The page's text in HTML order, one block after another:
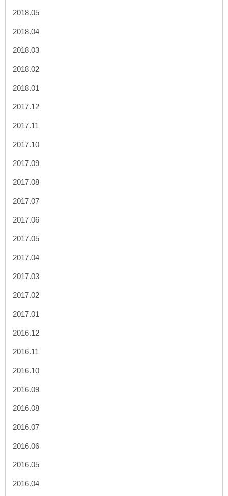
2018.05
2018.04
2018.03
2018.02
2018.01
2017.12
2017.11
2017.10
2017.09
2017.08
2017.07
2017.06
2017.05
2017.04
2017.03
2017.02
2017.01
2016.12
2016.11
2016.10
2016.09
2016.08
2016.07
2016.06
2016.05
2016.04